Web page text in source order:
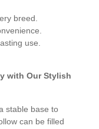
breed.
use.
with Our Stylish
stable base to
can be filled